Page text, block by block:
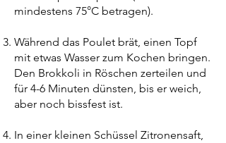
mindestens 75°C betragen).
Während das Poulet brät, einen Topf
mit etwas Wasser zum Kochen bringen.
Den Brokkoli in Röschen zerteilen und
für 4-6 Minuten dünsten, bis er weich,
aber noch bissfest ist.
In einer kleinen Schüssel Zitronensaft,